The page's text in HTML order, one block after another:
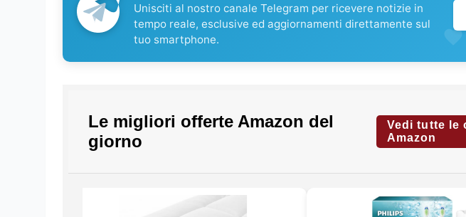
Unisciti al nostro canale Telegram per ricevere notizie in
tempo reale, esclusive ed aggiornamenti direttamente sul
tuo smartphone.